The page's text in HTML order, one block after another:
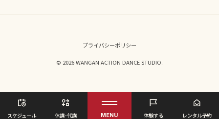
スケジュール 休講･代講 体験する レンタル予約
プライバシーポリシー
© 2026 WANGAN ACTION DANCE STUDIO.